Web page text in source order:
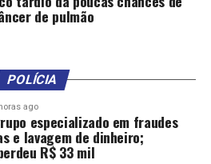
R$ 400 milhões em
vive colapso, diz ex-
do Mapa
de pulmão
POLÍCIA
ago
especializado em fraudes
e lavagem de dinheiro;
R$ 33 mil